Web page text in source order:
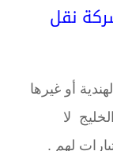
نقل
أو غيرها
لا
لهم .